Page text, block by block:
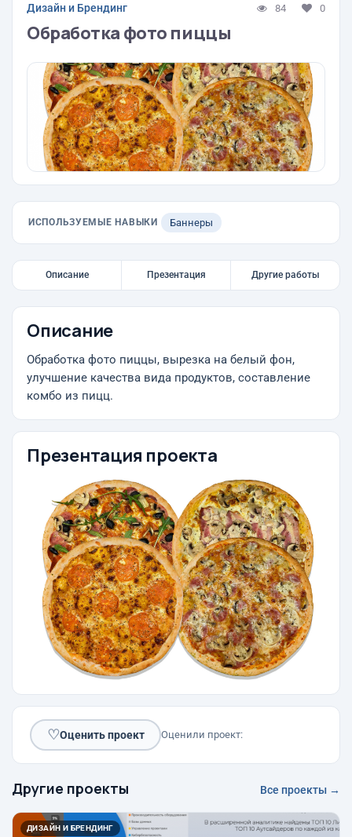
Дизайн и Брендинг 84 0
Обработка фото пиццы
ИСПОЛЬЗУЕМЫЕ НАВЫКИ Баннеры
Описание Презентация Другие работы
Описание
Обработка фото пиццы, вырезка на белый фон,
улучшение качества вида продуктов, составление
комбо из пицц.
Презентация проекта
♡Оценить проект Оценили проект:
Другие проекты Все проекты →
ДИЗАЙН И БРЕНДИНГ